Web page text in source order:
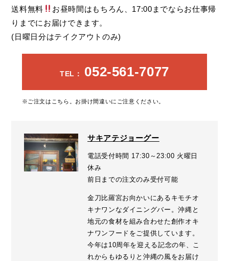
送料無料
お昼時間はもちろん、17:00までならお仕事帰
りまでにお届けできます。
(日曜日分はテイクアウトのみ)
TEL： 052-561-7077
※ご注文はこちら。お掛け間違いにご注意ください。
サキアテジョーグー
電話受付時間 17:30～23:00 火曜日
休み
前日までの注文のみ受付可能
金刀比羅宮お向かいにあるキモチオ
キナワンなダイニングバー。沖縄と
地元の食材を組み合わせた創作オキ
ナワンフードをご提供しています。
今年は10周年を迎える記念の年、こ
れからもゆるりと沖縄の風をお届け